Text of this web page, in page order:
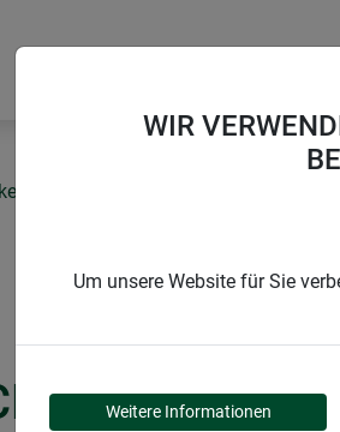
Ameisen & Spinnen
WIR
Um unsere Website für Sie
Weitere Informationen